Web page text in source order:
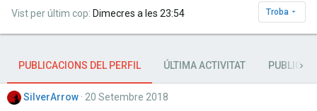
Vist per últim cop Dimecres a les 23:54 Troba
PUBLICACIONS DEL PERFIL ÚLTIMA ACTIVITAT
SilverArrow
20 Setembre 2018